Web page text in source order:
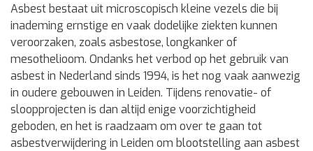
Asbest bestaat uit microscopisch kleine vezels die bij
inademing ernstige en vaak dodelijke ziekten kunnen
veroorzaken, zoals asbestose, longkanker of
mesothelioom. Ondanks het verbod op het gebruik van
asbest in Nederland sinds 1994, is het nog vaak aanwezig
in oudere gebouwen in Leiden. Tijdens renovatie- of
sloopprojecten is dan altijd enige voorzichtigheid
geboden, en het is raadzaam om over te gaan tot
asbestverwijdering in Leiden om blootstelling aan asbest